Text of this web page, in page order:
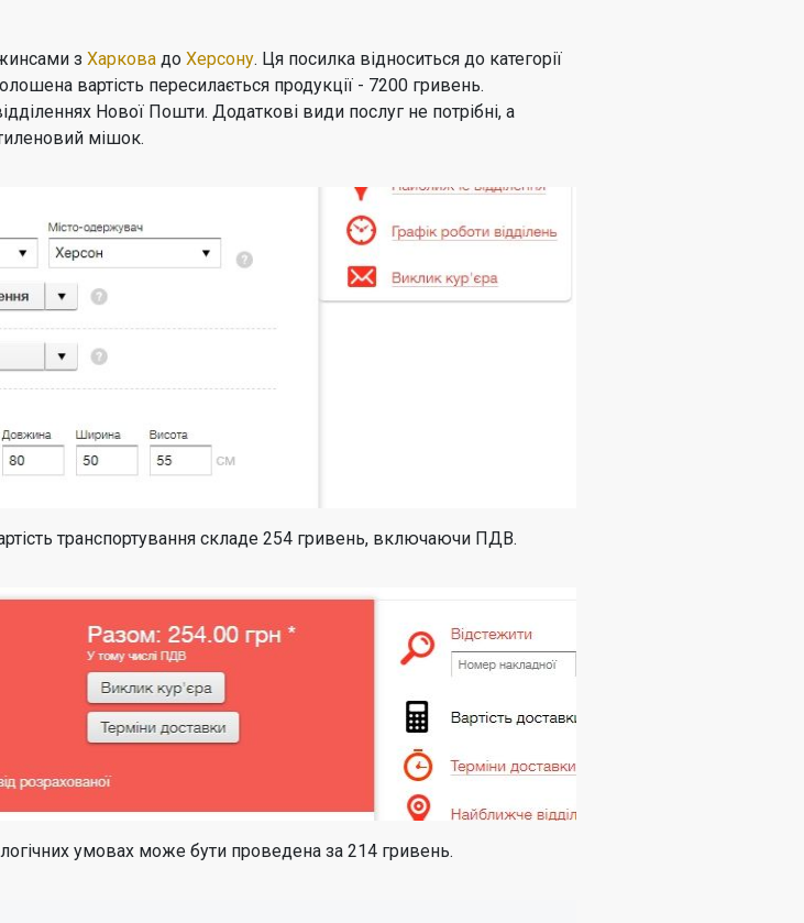
з Харкова до Херсону. Ця посилка відноситься до категорії
вартість пересилається продукції - 7200 гривень.
Нової Пошти. Додаткові види послуг не потрібні, а
мішок.
транспортування складе 254 гривень, включаючи ПДВ.
умовах може бути проведена за 214 гривень.